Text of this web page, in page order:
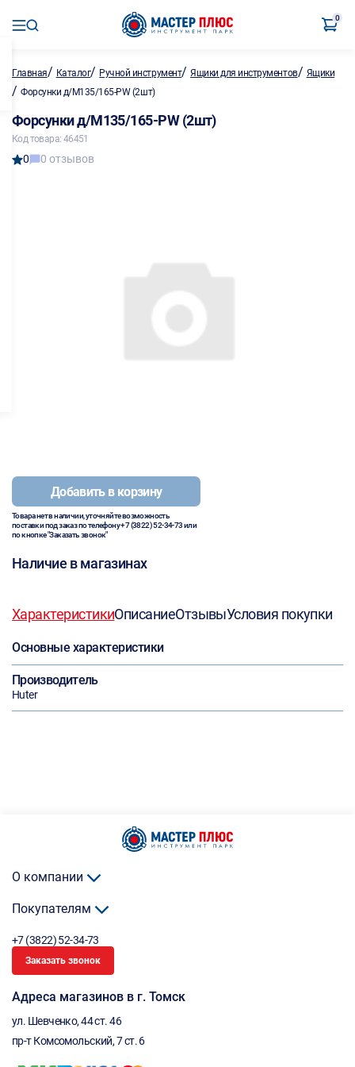
0
Главная/ Каталог/ Ручной инструмент/Ящики для инструментов/ Ящики
/ Форсунки д/M135/165-PW (2шт)
Форсунки д/M135/165-PW (2шт)
Код товара: 46451
0 0 отзывов
Добавить в корзину
Товара нет в наличии, уточняйте возможность
поставки под заказ по телефону+7 (3822) 52-34-73или
по кнопке "Заказать звонок"
Наличие в магазинах
ХарактеристикиОписаниеОтзывыУсловия покупки
Основные характеристики
Производитель
Huter
О компании
Покупателям
+7 (3822) 52-34-73
Заказать звонок
Адреса магазинов в г. Томск
ул. Шевченко, 44 ст. 46
пр-т Комсомольский, 7 ст. 6